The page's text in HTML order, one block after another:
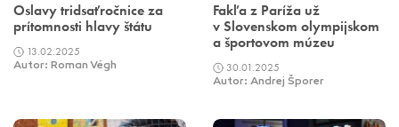
Oslavy tridsaťročnice za
prítomnosti hlavy štátu
13.02.2025
Autor: Roman Végh
Fakľa z Paríža už
v Slovenskom olympijskom
a športovom múzeu
30.01.2025
Autor: Andrej Šporer